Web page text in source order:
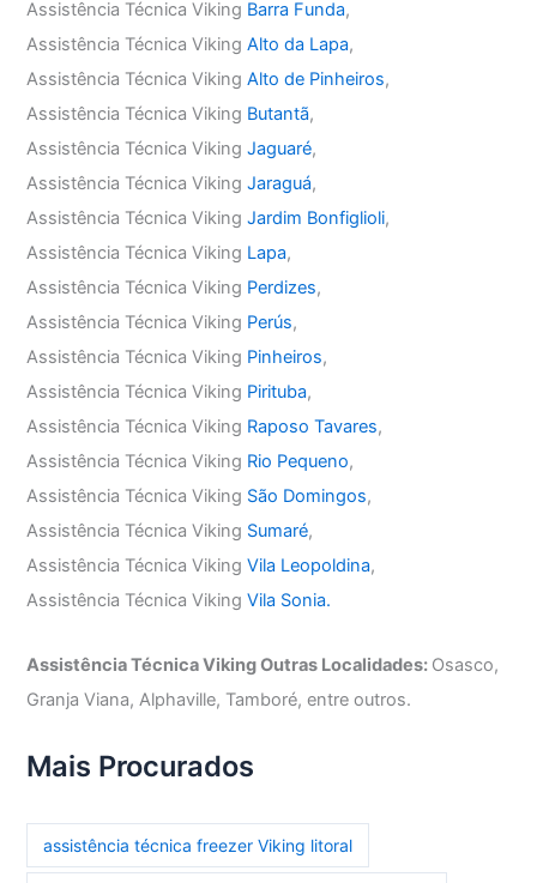
Assistência Técnica Viking Barra Funda,
Assistência Técnica VikingAlto da Lapa,
Assistência Técnica VikingAlto de Pinheiros,
Assistência Técnica Viking Butantã,
Assistência Técnica VikingJaguaré,
Assistência Técnica VikingJaraguá,
Assistência Técnica VikingJardim Bonfiglioli,
Assistência Técnica Viking Lapa,
Assistência Técnica Viking Perdizes,
Assistência Técnica Viking Perús,
Assistência Técnica Viking Pinheiros,
Assistência Técnica Viking Pirituba,
Assistência Técnica Viking Raposo Tavares,
Assistência Técnica Viking Rio Pequeno,
Assistência Técnica Viking São Domingos,
Assistência Técnica Viking Sumaré,
Assistência Técnica VikingVila Leopoldina,
Assistência Técnica VikingVila Sonia.
Assistência Técnica Viking Outras Localidades: Osasco,
Granja Viana, Alphaville, Tamboré, entre outros.
Mais Procurados
assistência técnica freezer Viking litoral